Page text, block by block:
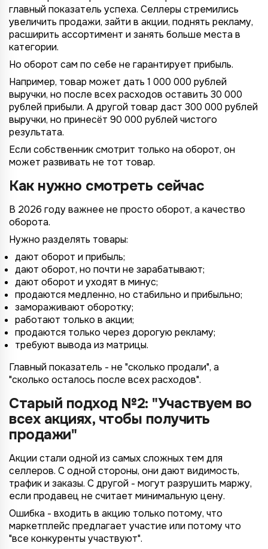
главный показатель успеха. Селлеры стремились
увеличить продажи, зайти в акции, поднять рекламу,
расширить ассортимент и занять больше места в
категории.
Но оборот сам по себе не гарантирует прибыль.
Например, товар может дать 1 000 000 рублей
выручки, но после всех расходов оставить 30 000
рублей прибыли. А другой товар даст 300 000 рублей
выручки, но принесёт 90 000 рублей чистого
результата.
Если собственник смотрит только на оборот, он
может развивать не тот товар.
Как нужно смотреть сейчас
В 2026 году важнее не просто оборот, а качество
оборота.
Нужно разделять товары:
дают оборот и прибыль;
дают оборот, но почти не зарабатывают;
дают оборот и уходят в минус;
продаются медленно, но стабильно и прибыльно;
замораживают оборотку;
работают только в акции;
продаются только через дорогую рекламу;
требуют вывода из матрицы.
Главный показатель - не "сколько продали", а
"сколько осталось после всех расходов".
Старый подход №2: "Участвуем во
всех акциях, чтобы получить
продажи"
Акции стали одной из самых сложных тем для
селлеров. С одной стороны, они дают видимость,
трафик и заказы. С другой - могут разрушить маржу,
если продавец не считает минимальную цену.
Ошибка - входить в акцию только потому, что
маркетплейс предлагает участие или потому что
"все конкуренты участвуют".